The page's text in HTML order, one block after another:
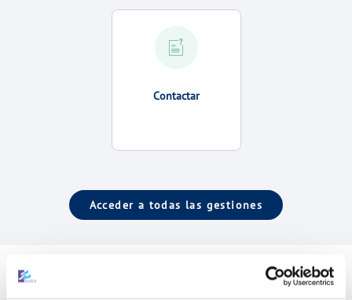
Contactar
Acceder a todas las gestiones